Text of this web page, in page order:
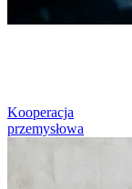
Kooperacja
przemysłowa